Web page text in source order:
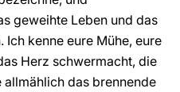
geweihte Leben und das
kenne eure Mühe, eure
Herz schwermacht, die
das brennende